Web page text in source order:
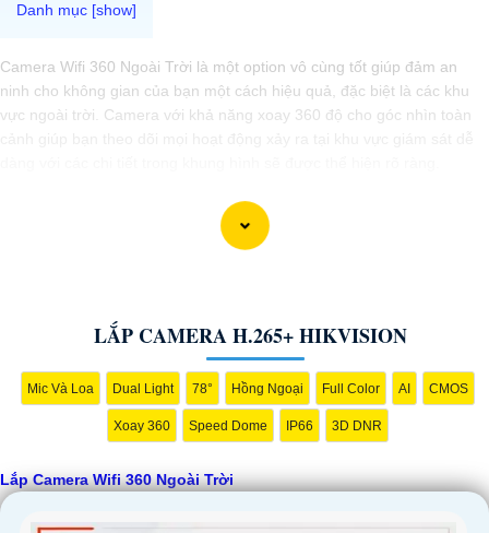
Camera Wifi 360 Ngoài Trời là một option vô cùng tốt giúp đảm an
ninh cho không gian của bạn một cách hiệu quả, đặc biệt là các khu
vực ngoài trời. Camera với khả năng xoay 360 độ cho góc nhìn toàn
Camera được thiết kế chắc chắn, chống nước và chống bụi giúp
camera hoạt động ổn định trong mọi điều kiện thời tiết. ️Với camera wifi
LẮP CAMERA H.265+ HIKVISION
Mic Và Loa Dual Light 78° Hồng Ngoại Full Color AI CMOS
Xoay 360 Speed Dome IP66 3D DNR
Lắp Camera Wifi 360 Ngoài Trời